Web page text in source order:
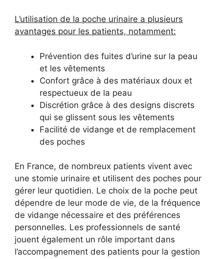
L’utilisation de la poche urinaire a plusieurs
avantages pour les patients, notamment:
Prévention des fuites d’urine sur la peau
et les vêtements
Confort grâce à des matériaux doux et
respectueux de la peau
Discrétion grâce à des designs discrets
qui se glissent sous les vêtements
Facilité de vidange et de remplacement
des poches
En France, de nombreux patients vivent avec
une stomie urinaire et utilisent des poches pour
gérer leur quotidien. Le choix de la poche peut
dépendre de leur mode de vie, de la fréquence
de vidange nécessaire et des préférences
personnelles. Les professionnels de santé
jouent également un rôle important dans
l’accompagnement des patients pour la gestion